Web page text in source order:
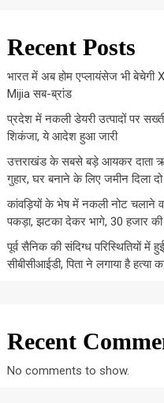
Recent Posts
भारत में अब होम एप्लायंसेज भी बेचेगी
Mijia सब-ब्रांड
प्रदेश में नकली डेयरी उत्पादों पर
शिकंजा, ये आदेश हुआ जारी
उत्तराखंड के सबसे बड़े आयकर दाता
गुहार, घर बनाने के लिए जमीन दिला
कांवड़ियों के भेष में नकली नोट चलाने
पकड़ा, झटका देकर भागे, 30 हजार
पूर्व सैनिक की संदिग्ध परिस्थितियों में
सीबीसीआईडी, पिता ने लगाया है हत्या
Recent
No comments to show.